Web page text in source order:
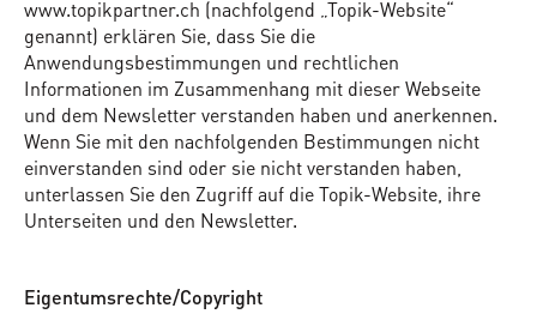
www.topikpartner.ch (nachfolgend „Topik-Website“
genannt) erklären Sie, dass Sie die
Anwendungsbestimmungen und rechtlichen
Informationen im Zusammenhang mit dieser Webseite
und dem Newsletter verstanden haben und anerkennen.
Wenn Sie mit den nachfolgenden Bestimmungen nicht
einverstanden sind oder sie nicht verstanden haben,
unterlassen Sie den Zugriff auf die Topik-Website, ihre
Unterseiten und den Newsletter.
Eigentumsrechte/Copyright